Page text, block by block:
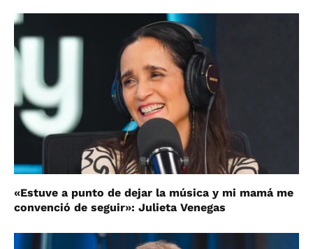
«Estuve a punto de dejar la música y mi mamá me
convenció de seguir»: Julieta Venegas